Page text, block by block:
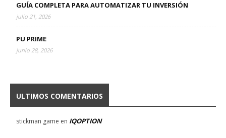
GUÍA COMPLETA PARA AUTOMATIZAR TU INVERSIÓN
julio 21, 2026
PU PRIME
junio 28, 2026
ULTIMOS COMENTARIOS
stickman game en IQOPTION